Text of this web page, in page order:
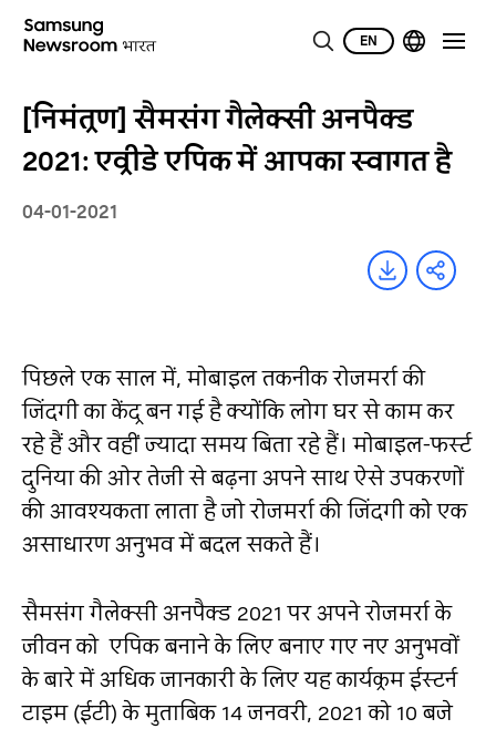
EN
[निमंत्रण] सैमसंग गैलेक्सी अनपैक्ड
2021: एव्रीडे एपिक में आपका स्वागत है
04-01-2021
पिछले एक साल में, मोबाइल तकनीक रोजमर्रा की
जिंदगी का केंद्र बन गई है क्योंकि लोग घर से काम कर
रहे हैं और वहीं ज्यादा समय बिता रहे हैं। मोबाइल-फर्स्ट
दुनिया की ओर तेजी से बढ़ना अपने साथ ऐसे उपकरणों
की आवश्यकता लाता है जो रोजमर्रा की जिंदगी को एक
असाधारण अनुभव में बदल सकते हैं।
सैमसंग गैलेक्सी अनपैक्ड 2021 पर अपने रोजमर्रा के
जीवन को एपिक बनाने के लिए बनाए गए नए अनुभवों
के बारे में अधिक जानकारी के लिए यह कार्यक्रम ईस्टर्न
टाइम (ईटी) के मुताबिक 14 जनवरी, 2021 को 10 बजे